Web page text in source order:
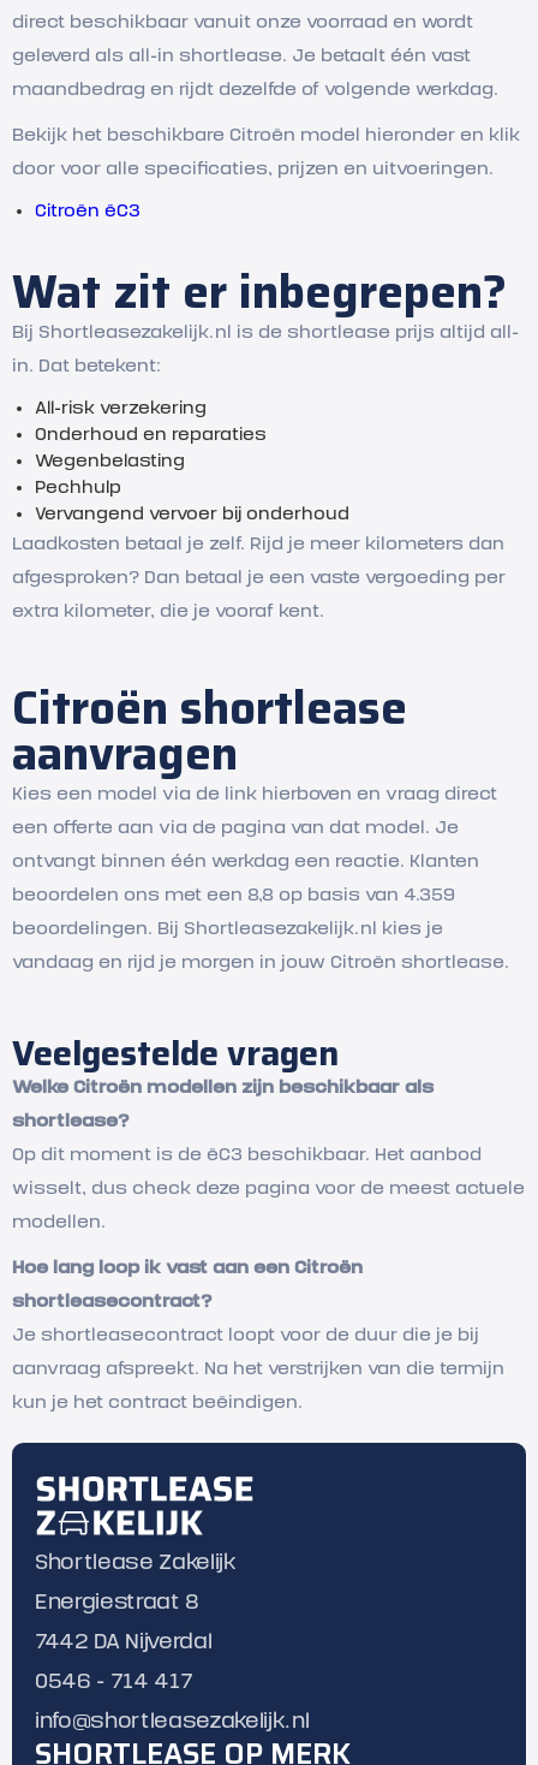
direct beschikbaar vanuit onze voorraad en wordt
geleverd als all-in shortlease. Je betaalt één vast
maandbedrag en rijdt dezelfde of volgende werkdag.
Bekijk het beschikbare Citroën model hieronder en klik
door voor alle specificaties, prijzen en uitvoeringen.
Citroën ëC3
Wat zit er inbegrepen?
Bij Shortleasezakelijk.nl is de shortlease prijs altijd all-
in. Dat betekent:
All-risk verzekering
Onderhoud en reparaties
Wegenbelasting
Pechhulp
Vervangend vervoer bij onderhoud
Laadkosten betaal je zelf. Rijd je meer kilometers dan
afgesproken? Dan betaal je een vaste vergoeding per
extra kilometer, die je vooraf kent.
Citroën shortlease
aanvragen
Kies een model via de link hierboven en vraag direct
een offerte aan via de pagina van dat model. Je
ontvangt binnen één werkdag een reactie. Klanten
beoordelen ons met een 8,8 op basis van 4.359
beoordelingen. Bij Shortleasezakelijk.nl kies je
vandaag en rijd je morgen in jouw Citroën shortlease.
Veelgestelde vragen
Welke Citroën modellen zijn beschikbaar als
shortlease?
Op dit moment is de ëC3 beschikbaar. Het aanbod
wisselt, dus check deze pagina voor de meest actuele
modellen.
Hoe lang loop ik vast aan een Citroën
shortleasecontract?
Je shortleasecontract loopt voor de duur die je bij
aanvraag afspreekt. Na het verstrijken van die termijn
kun je het contract beëindigen.
Shortlease Zakelijk
Energiestraat 8
7442 DA Nijverdal
0546 - 714 417
info@shortleasezakelijk.nl
SHORTLEASE OP MERK